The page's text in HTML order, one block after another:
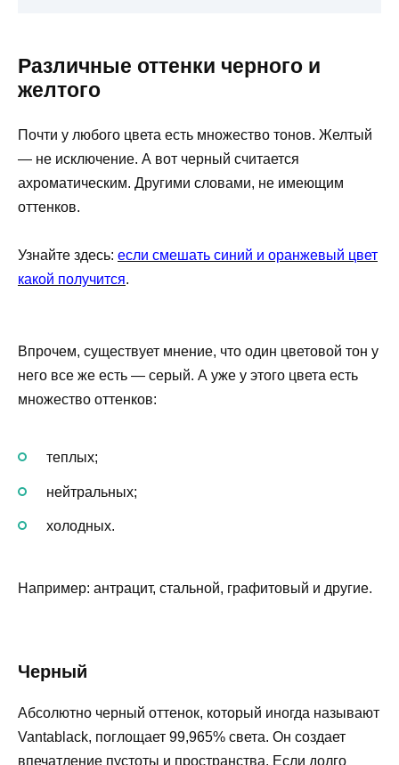
Различные оттенки черного и
желтого
Почти у любого цвета есть множество тонов. Желтый
— не исключение. А вот черный считается
ахроматическим. Другими словами, не имеющим
оттенков.
Узнайте здесь: если смешать синий и оранжевый цвет
какой получится.
Впрочем, существует мнение, что один цветовой тон у
него все же есть — серый. А уже у этого цвета есть
множество оттенков:
теплых;
нейтральных;
холодных.
Например: антрацит, стальной, графитовый и другие.
Черный
Абсолютно черный оттенок, который иногда называют
Vantablack, поглощает 99,965% света. Он создает
впечатление пустоты и пространства. Если долго